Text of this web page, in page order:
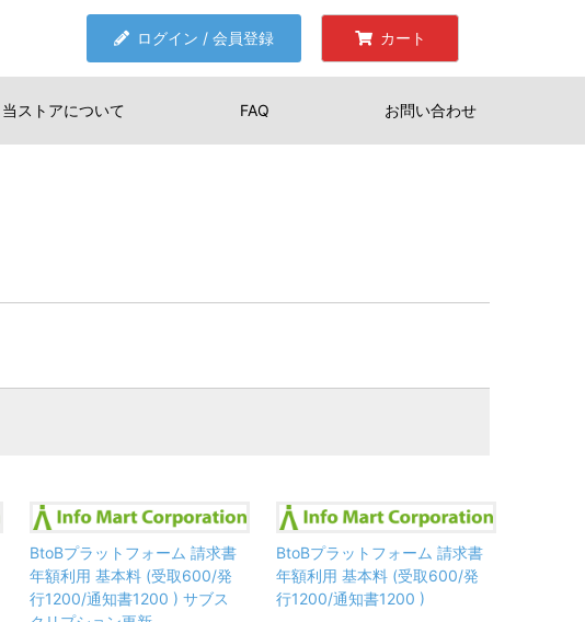
ログイン / 会員登録 カート
当ストアについて FAQ お問い合わせ
BtoBプラットフォーム 請求書
年額利用 基本料 (受取600/発
行1200/通知書1200 ) サブス
BtoBプラットフォーム 請求書
年額利用 基本料 (受取600/発
行1200/通知書1200 )